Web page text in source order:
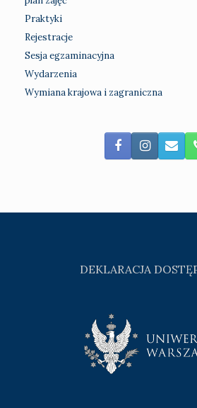
Praktyki
Rejestracje
Sesja egzaminacyjna
Wydarzenia
Wymiana krajowa i zagraniczna
DEKLARACJA